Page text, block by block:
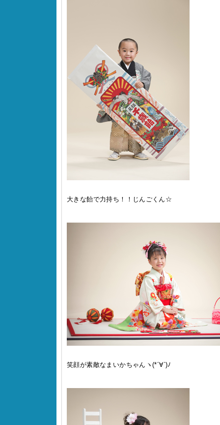
大きな飴で力持ち！！じんごくん☆
笑顔が素敵なまいかちゃんヽ(*´∀`)ﾉ